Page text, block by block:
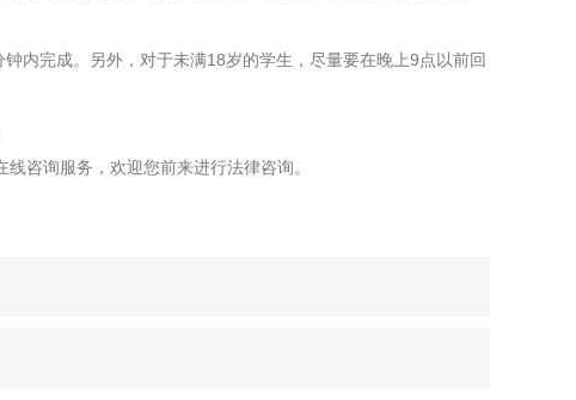
内完成。另外，对于未满18岁的学生，尽量要在晚上9点以前回
咨询服务，欢迎您前来进行法律咨询。